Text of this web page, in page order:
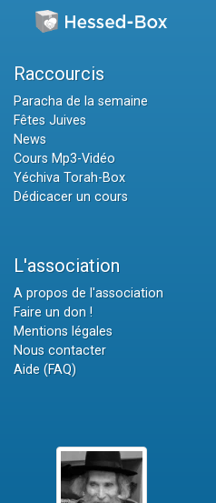
Raccourcis
Paracha de la semaine
Fêtes Juives
News
Cours Mp3-Vidéo
Yéchiva Torah-Box
Dédicacer un cours
L'association
A propos de l'association
Faire un don !
Mentions légales
Nous contacter
Aide (FAQ)